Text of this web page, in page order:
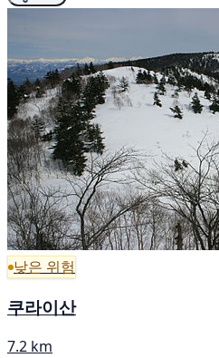
낮은 위험
쿠라이산
7.2 km